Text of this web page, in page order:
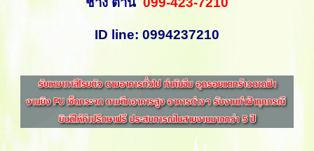
ID line: 0994237210